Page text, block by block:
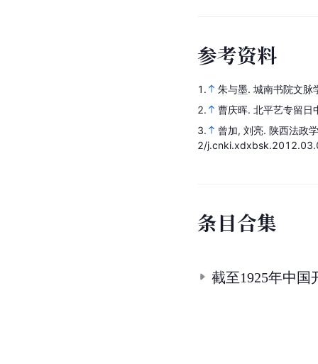
参考资料
1. 朱与墨. 城南书院文脉
2.
曹庆晖. 北平艺专留日
3.
曾加, 刘亮. 陕西法政
2/
条目合集
截至1925年中国